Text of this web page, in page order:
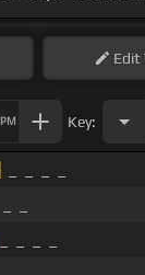
Edit
Key: